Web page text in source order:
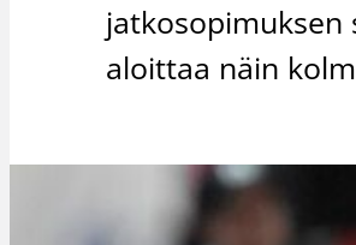
jatkosopimuksen
aloittaa näin